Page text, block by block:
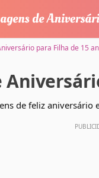
para Filha de 15
de feliz aniversário